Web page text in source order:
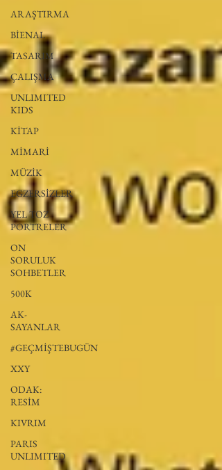
ARAŞTIRMA
BİENAL
TASARIM
ÇALIŞMA
UNLIMITED
KIDS
KİTAP
MİMARİ
MÜZİK
EGZERSİZLER
YEL TOZ
PORTRELER
ON
SORULUK
SOHBETLER
500K
AK-
SAYANLAR
#GEÇMİŞTEBUGÜN
XXY
ODAK:
RESİM
KIVRIM
PARIS
UNLIMITED